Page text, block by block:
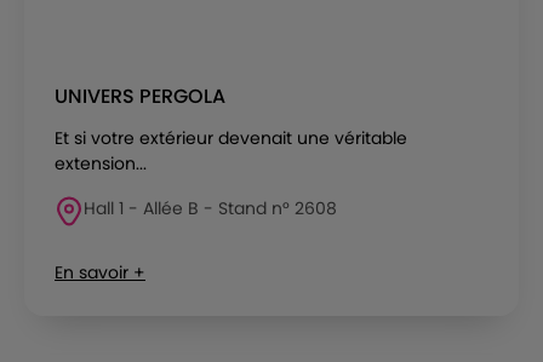
UNIVERS PERGOLA
Et si votre extérieur devenait une véritable
extension...
Hall 1 - Allée B - Stand n° 2608
En savoir +